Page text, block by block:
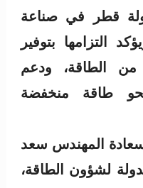
دولة قطر في صناعة
التزامها بتوفير
من الطاقة، ودعم
طاقة منخفضة
سعادة المهندس سعد
لشؤون الطاقة،